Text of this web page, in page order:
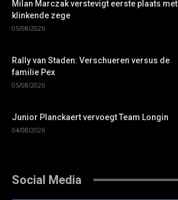
Milan Marczak verstevigt eerste plaats met
klinkende zege
05/08/2026
Rally van Staden: Verschueren versus de
familie Pex
05/08/2026
Junior Planckaert vervoegt Team Longin
04/08/2026
Social Media